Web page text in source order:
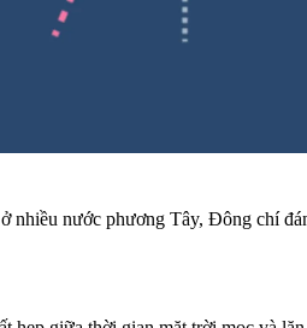
nước phương Tây, Đông chí